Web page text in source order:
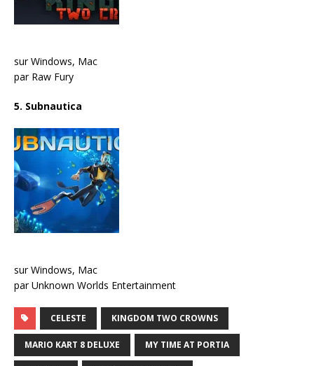
sur Windows, Mac
par Raw Fury
5. Subnautica
sur Windows, Mac
par Unknown Worlds Entertainment
CELESTE KINGDOM TWO CROWNS
MARIO KART 8 DELUXE MY TIME AT PORTIA